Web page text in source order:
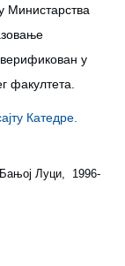
Mинистарства
у
факултета.
Катедре.
Луци, 1996-